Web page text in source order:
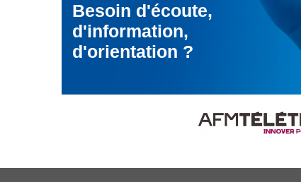
Besoin d'écoute,
d'information,
d'orientation ?